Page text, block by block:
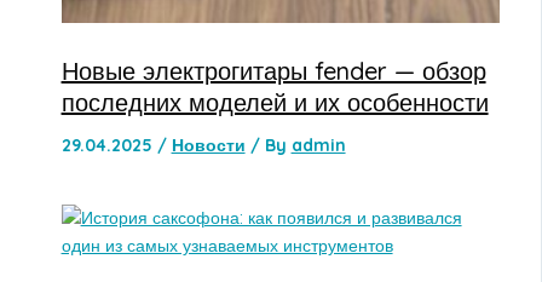
Новые электрогитары fender — обзор
последних моделей и их особенности
29.04.2025 / Новости / By admin